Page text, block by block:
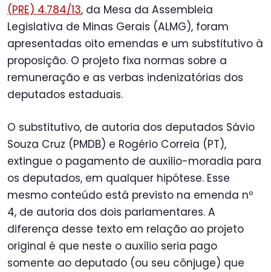
(PRE) 4.784/13, da Mesa da Assembleia
Legislativa de Minas Gerais (ALMG), foram
apresentadas oito emendas e um substitutivo à
proposição. O projeto fixa normas sobre a
remuneração e as verbas indenizatórias dos
deputados estaduais.
O substitutivo, de autoria dos deputados Sávio
Souza Cruz (PMDB) e Rogério Correia (PT),
extingue o pagamento de auxílio-moradia para
os deputados, em qualquer hipótese. Esse
mesmo conteúdo está previsto na emenda nº
4, de autoria dos dois parlamentares. A
diferença desse texto em relação ao projeto
original é que neste o auxílio seria pago
somente ao deputado (ou seu cônjuge) que